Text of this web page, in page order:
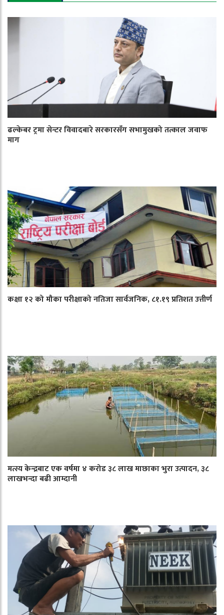
ढल्केबर ट्रमा सेन्टर विवादबारे सरकारसँग सभामुखको तत्काल जवाफ
माग
कक्षा १२ को मौका परीक्षाको नतिजा सार्वजनिक, ८१.१९ प्रतिशत उत्तीर्ण
मत्स्य केन्द्रबाट एक वर्षमा ४ करोड ३८ लाख माछाका भुरा उत्पादन, ३८
लाखभन्दा बढी आम्दानी